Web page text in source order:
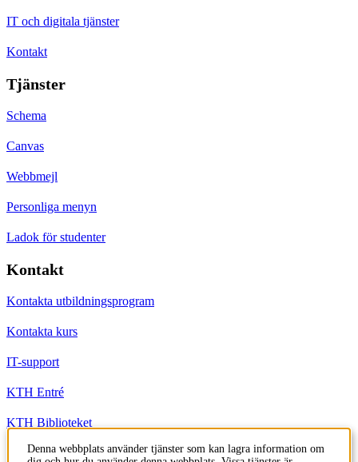
IT och digitala tjänster
Kontakt
Tjänster
Schema
Canvas
Webbmejl
Personliga menyn
Ladok för studenter
Kontakt
Kontakta utbildningsprogram
Kontakta kurs
IT-support
KTH Entré
KTH Biblioteket
Denna webbplats använder tjänster som kan lagra information om